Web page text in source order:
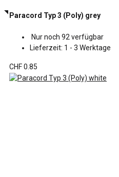
Paracord Typ 3 (Poly) grey
Nur noch 92 verfügbar
Lieferzeit: 1 - 3 Werktage
CHF 0.85